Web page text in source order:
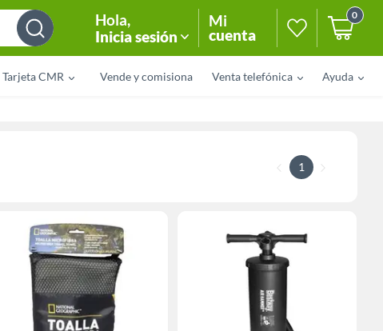
Hola,
Inicia sesión
Mi
cuenta
0
Tarjeta CMR Vende y comisiona Venta telefónica Ayuda
1